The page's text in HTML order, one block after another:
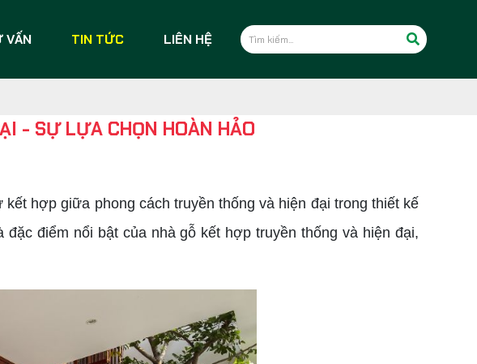
VẤN TIN TỨC LIÊN HỆ
- SỰ LỰA CHỌN HOÀN HẢO
hợp giữa phong cách truyền thống và hiện đại trong thiết kế
điểm nổi bật của nhà gỗ kết hợp truyền thống và hiện đại,